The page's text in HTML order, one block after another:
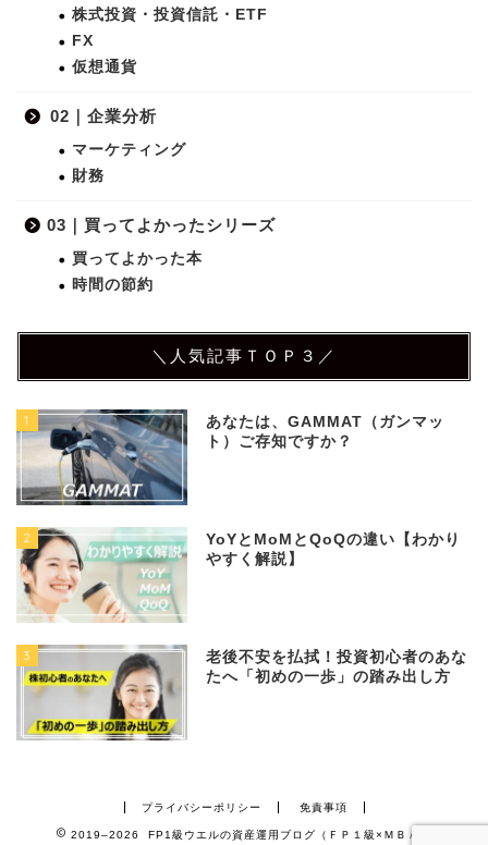
株式投資・投資信託・ETF
FX
仮想通貨
02｜企業分析
マーケティング
財務
03｜買ってよかったシリーズ
買ってよかった本
時間の節約
＼人気記事ＴＯＰ３／
1
あなたは、GAMMAT（ガンマッ
ト）ご存知ですか？
2
YoYとMoMとQoQの違い【わかり
やすく解説】
3
老後不安を払拭！投資初心者のあな
たへ「初めの一歩」の踏み出し方
プライバシーポリシー 免責事項
2019–2026 FP1級ウエルの資産運用ブログ（ＦＰ１級×ＭＢＡ）